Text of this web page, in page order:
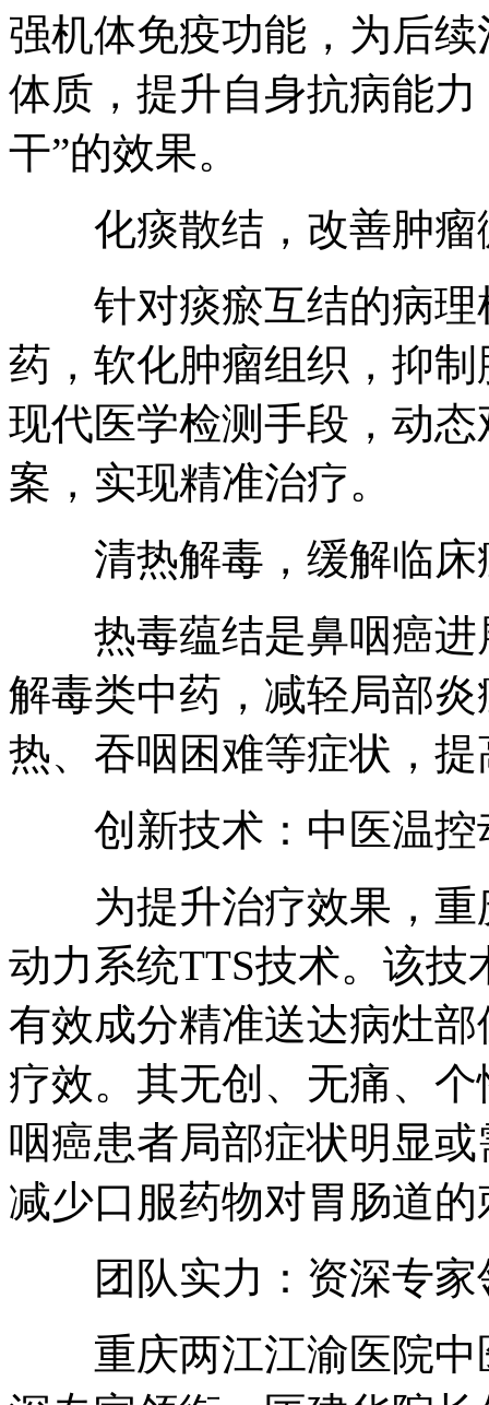
强机体免疫功能，为后
体质，提升自身抗病能
干”的效果。
化痰散结，改善肿瘤
针对痰瘀互结的病理
药，软化肿瘤组织，抑
现代医学检测手段，动
案，实现精准治疗。
清热解毒，缓解临床
热毒蕴结是鼻咽癌进
解毒类中药，减轻局部
热、吞咽困难等症状，
创新技术：中医温控
为提升治疗效果，重
动力系统TTS技术。该
有效成分精准送达病灶
疗效。其无创、无痛、
咽癌患者局部症状明显
减少口服药物对胃肠道
团队实力：资深专家
重庆两江江渝医院中